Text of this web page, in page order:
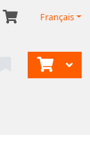
Français